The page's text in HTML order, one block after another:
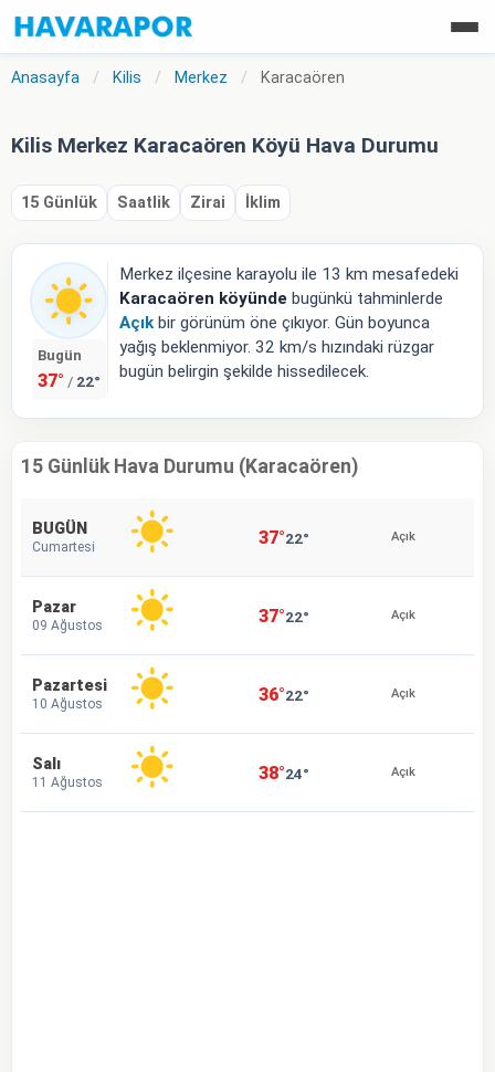
Anasayfa / Kilis / Merkez / Karacaören
Kilis Merkez Karacaören Köyü Hava Durumu
15 Günlük Saatlik Zirai İklim
Bugün
37° / 22°
Merkez ilçesine karayolu ile 13 km mesafedeki
Karacaören köyünde bugünkü tahminlerde
Açıkbir görünüm öne çıkıyor. Gün boyunca
yağış beklenmiyor. 32 km/s hızındaki rüzgar
bugün belirgin şekilde hissedilecek.
15 Günlük Hava Durumu (Karacaören)
BUGÜN
Cumartesi 37°22° Açık
Pazar
09 Ağustos 37°22° Açık
Pazartesi
10 Ağustos 36°22° Açık
Salı
11 Ağustos 38°24° Açık